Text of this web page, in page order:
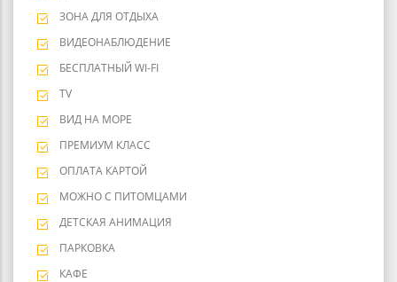
ЗОНА ДЛЯ ОТДЫХА
ВИДЕОНАБЛЮДЕНИЕ
БЕСПЛАТНЫЙ WI-FI
TV
ВИД НА МОРЕ
ПРЕМИУМ КЛАСС
ОПЛАТА КАРТОЙ
МОЖНО С ПИТОМЦАМИ
ДЕТСКАЯ АНИМАЦИЯ
ПАРКОВКА
КАФЕ